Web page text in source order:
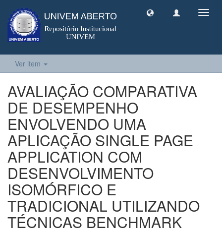
Ver item
AVALIAÇÃO COMPARATIVA
DE DESEMPENHO
ENVOLVENDO UMA
APLICAÇÃO SINGLE PAGE
APPLICATION COM
DESENVOLVIMENTO
ISOMÓRFICO E
TRADICIONAL UTILIZANDO
TÉCNICAS BENCHMARK